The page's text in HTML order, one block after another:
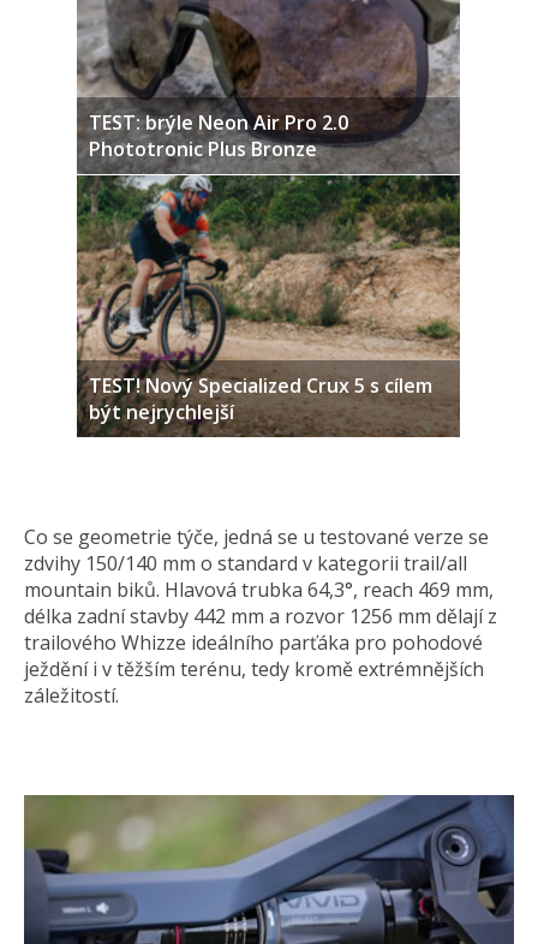
TEST: brýle Neon Air Pro 2.0
Phototronic Plus Bronze
TEST! Nový Specialized Crux 5 s cílem
být nejrychlejší
Co se geometrie týče, jedná se u testované verze se
zdvihy 150/140 mm o standard v kategorii trail/all
mountain biků. Hlavová trubka 64,3°, reach 469 mm,
délka zadní stavby 442 mm a rozvor 1256 mm dělají z
trailového Whizze ideálního parťáka pro pohodové
ježdění i v těžším terénu, tedy kromě extrémnějších
záležitostí.